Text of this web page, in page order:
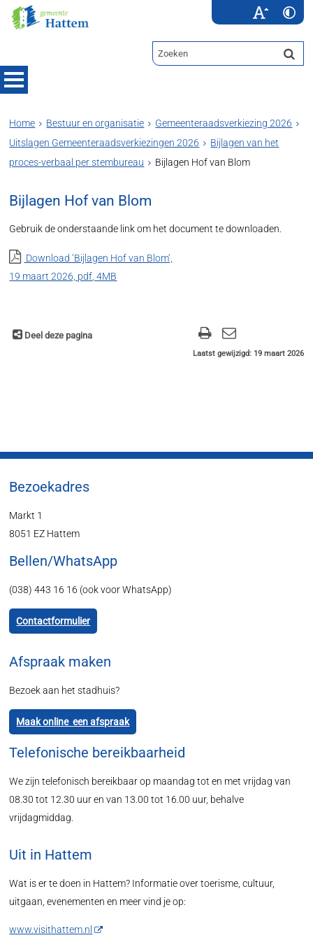
Home Bestuur en organisatie
Gemeenteraadsverkiezing 2026
Uitslagen Gemeenteraadsverkiezingen 2026
Bijlagen van het
proces-verbaal per stembureau
Bijlagen Hof van Blom
Bijlagen Hof van Blom
Gebruik de onderstaande link om het document te downloaden.
Download ‘Bijlagen Hof van Blom’,
19 maart 2026, pdf , 4MB
Deel deze pagina
Laatst gewijzigd: 19 maart 2026
Bezoekadres
Markt 1
8051 EZ Hattem
Bellen/WhatsApp
(038) 443 16 16 (ook voor WhatsApp)
Contactformulier
Afspraak maken
Bezoek aan het stadhuis?
Maak online een afspraak
Telefonische bereikbaarheid
We zijn telefonisch bereikbaar op maandag tot en met vrijdag van
08.30 tot 12.30 uur en van 13.00 tot 16.00 uur, behalve
vrijdagmiddag.
Uit in Hattem
Wat is er te doen in Hattem? Informatie over toerisme, cultuur,
uitgaan, evenementen en meer vind je op:
www.visithattem.nl